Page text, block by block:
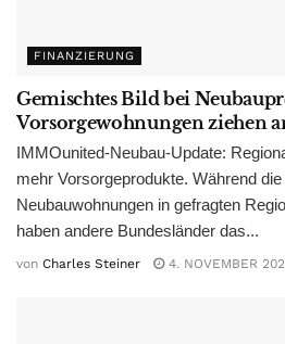
FINANZIERUNG
Gemischtes Bild bei
Vorsorgewohnungen ziehen
IMMOunited-Neubau-Update:
mehr Vorsorgeprodukte. Während
Neubauwohnungen in gefragten
haben andere Bundesländer das...
von Charles Steiner 4. NOVEMBER